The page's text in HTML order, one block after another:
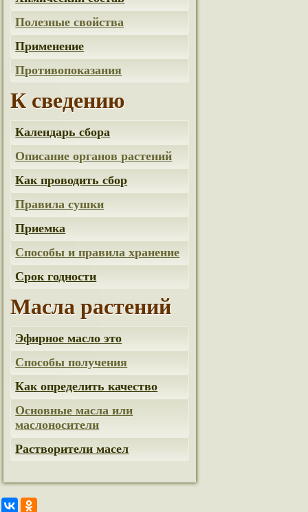
Полезные свойства
Применение
Противопоказания
К сведению
Календарь сбора
Описание органов растений
Как проводить сбор
Правила сушки
Приемка
Способы и правила хранение
Срок годности
Масла растений
Эфирное масло это
Способы получения
Как определить качество
Основные масла или
маслоносители
Растворители масел